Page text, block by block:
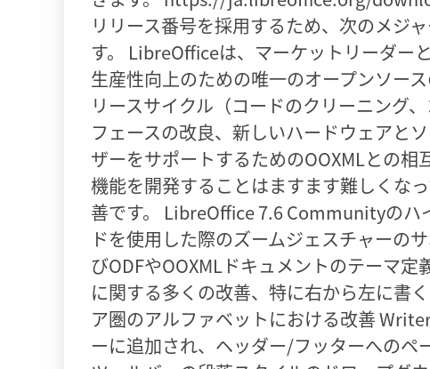
リリース番号を採用するため、次のメジ
す。 LibreOfficeは、マーケットリーダー
生産性向上のための唯一のオープンソー
リースサイクル（コードのクリーニング
フェースの改良、新しいハードウェアと
ザーをサポートするためのOOXMLとの
機能を開発することはますます難しくな
善です。 LibreOffice 7.6 Communityのハ
ドを使用した際のズームジェスチャーの
びODFやOOXMLドキュメントのテーマ
に関する多くの改善、特に右から左に書
ア圏のアルファベットにおける改善
ーに追加され、ヘッダー/フッターへのペ